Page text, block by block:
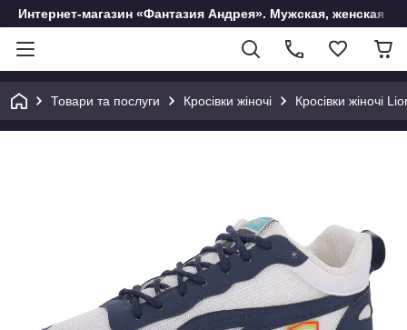
Интернет-магазин «Фантазия Андрея». Мужская, женская и
Товари та послуги Кросівки жіночі Кросівки жіночі